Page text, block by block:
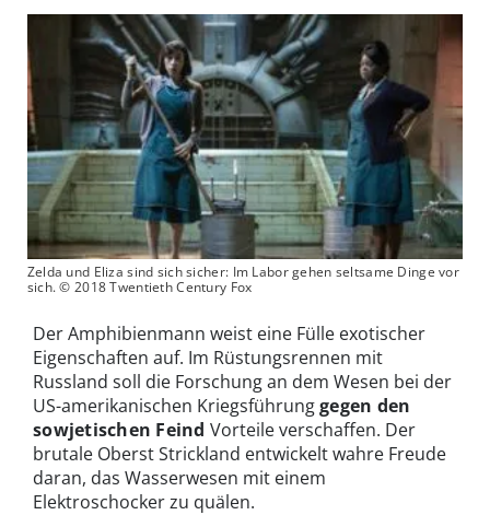
Zelda und Eliza sind sich sicher: Im Labor gehen seltsame Dinge vor
sich. © 2018 Twentieth Century Fox
Der Amphibienmann weist eine Fülle exotischer
Eigenschaften auf. Im Rüstungsrennen mit
Russland soll die Forschung an dem Wesen bei der
US-amerikanischen Kriegsführunggegen den
sowjetischen Feind Vorteile verschaffen. Der
brutale Oberst Strickland entwickelt wahre Freude
daran, das Wasserwesen mit einem
Elektroschocker zu quälen.